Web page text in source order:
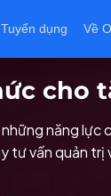
dụng Về
cho
năng
vấn quản